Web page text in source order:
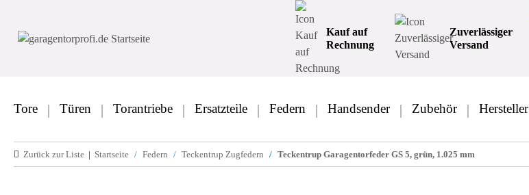
Kauf auf
Rechnung
Zuverlässiger
Versand
Tore Türen Torantriebe Ersatzteile Federn Handsender Zubehör Hersteller
Zurück zur Liste Startseite Federn Teckentrup Zugfedern Teckentrup Garagentorfeder GS 5, grün, 1.025 mm